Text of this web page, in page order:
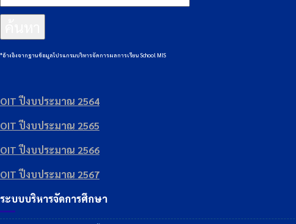
*อ้างอิงจากฐานข้อมูลโปรแกรมบริหารจัดการผลการเรียน School MIS
OIT ปีงบประมาณ 2564
OIT ปีงบประมาณ 2565
OIT ปีงบประมาณ 2566
OIT ปีงบประมาณ 2567
ระบบบริหารจัดการศึกษา